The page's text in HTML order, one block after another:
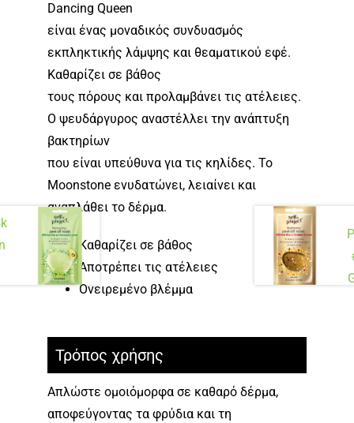
Dancing Queen
είναι ένας μοναδικός συνδυασμός
εκπληκτικής λάμψης και θεαματικού εφέ.
Καθαρίζει σε βάθος
τους πόρους και προλαμβάνει τις ατέλειες.
Ο ψευδάργυρος αναστέλλει την ανάπτυξη
βακτηρίων
που είναι υπεύθυνα για τις κηλίδες. Το
Moonstone ενυδατώνει, λειαίνει και
αναπλάθει το δέρμα.
Καθαρίζει σε βάθος
Αποτρέπει τις ατέλειες
Ονειρεμένο βλέμμα
Τρόπος χρήσης
Απλώστε ομοιόμορφα σε καθαρό δέρμα,
αποφεύγοντας τα φρύδια και τη